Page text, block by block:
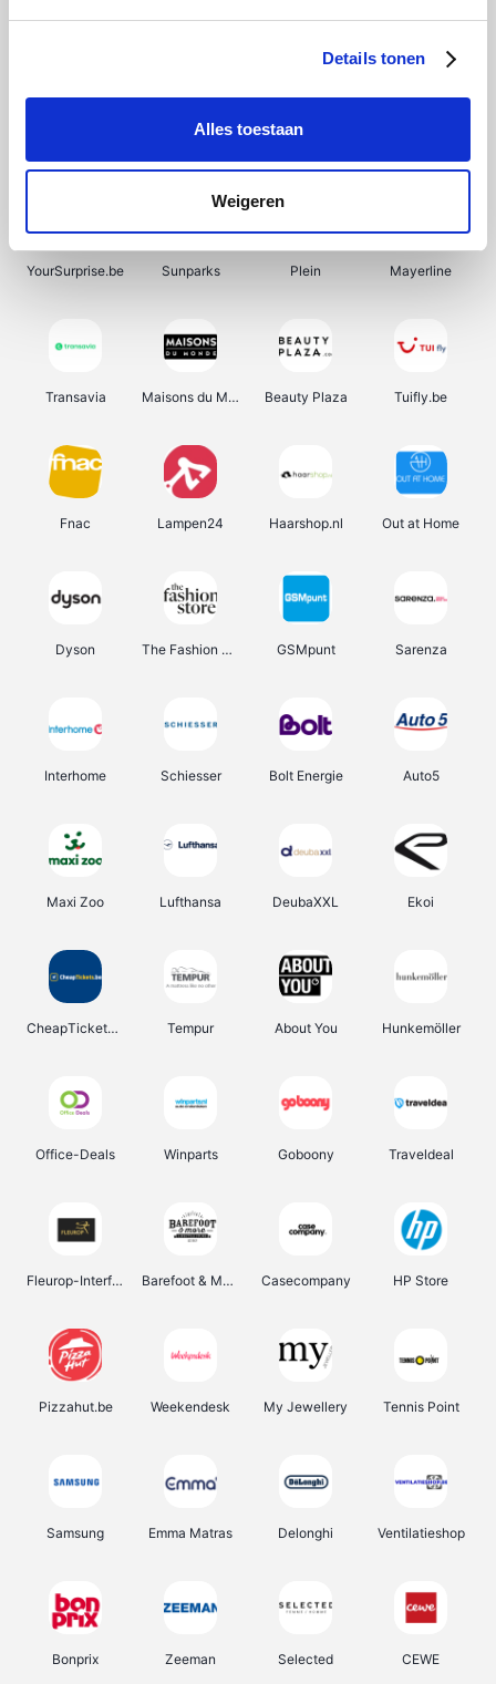
Details tonen
Alles toestaan
Weigeren
SupraBazar Shein Bergfreunde Smartwatchbanden
YourSurprise.be Sunparks Plein Mayerline
Transavia Maisons du Monde Beauty Plaza Tuifly.be
Fnac Lampen24 Haarshop.nl Out at Home
Dyson The Fashion Store GSMpunt Sarenza
Interhome Schiesser Bolt Energie Auto5
Maxi Zoo Lufthansa DeubaXXL Ekoi
CheapTickets.be Tempur About You Hunkemöller
Office-Deals Winparts Goboony Traveldeal
Fleurop-Interflora Barefoot & More Casecompany HP Store
Pizzahut.be Weekendesk My Jewellery Tennis Point
Samsung Emma Matras Delonghi Ventilatieshop
Bonprix Zeeman Selected CEWE